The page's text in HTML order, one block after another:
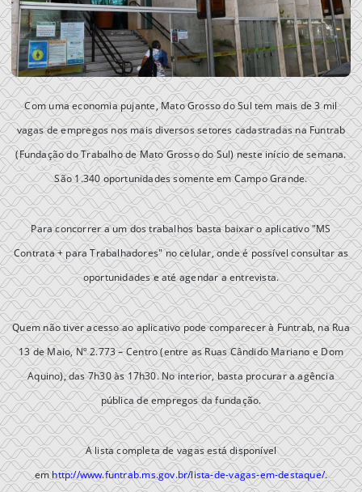
Com uma economia pujante, Mato Grosso do Sul tem mais de 3 mil
vagas de empregos nos mais diversos setores cadastradas na Funtrab
(Fundação do Trabalho de Mato Grosso do Sul) neste início de semana.
São 1.340 oportunidades somente em Campo Grande.
Para concorrer a um dos trabalhos basta baixar o aplicativo "MS
Contrata + para Trabalhadores" no celular, onde é possível consultar as
oportunidades e até agendar a entrevista.
Quem não tiver acesso ao aplicativo pode comparecer à Funtrab, na Rua
13 de Maio, Nº 2.773 – Centro (entre as Ruas Cândido Mariano e Dom
Aquino), das 7h30 às 17h30. No interior, basta procurar a agência
pública de empregos da fundação.
A lista completa de vagas está disponível
emhttp://www.funtrab.ms.gov.br/lista-de-vagas-em-destaque/.